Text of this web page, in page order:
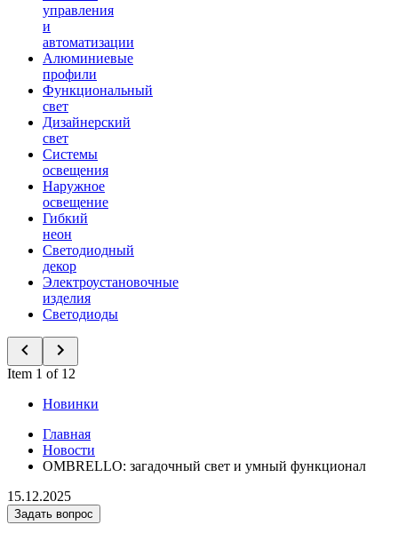
управления
и
автоматизации
Алюминиевые
профили
Функциональный
свет
Дизайнерский
свет
Системы
освещения
Наружное
освещение
Гибкий
неон
Светодиодный
декор
Электроустановочные
изделия
Светодиоды
Item 1 of 12
Новинки
Главная
Новости
OMBRELLO: загадочный свет и умный функционал
15.12.2025
Задать вопрос